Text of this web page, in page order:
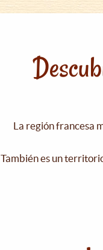
La región francesa
También es un